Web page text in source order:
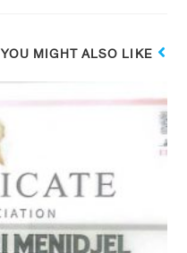
YOU MIGHT ALSO LIKE